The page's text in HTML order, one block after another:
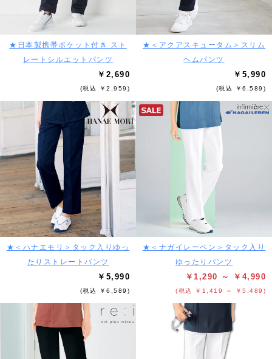
★日本製携帯ポケット付き スト
レートシルエットパンツ
￥2,690
(税込 ￥2,959)
★＜アクアスキュータム＞スリム
ヘムパンツ
￥5,990
(税込 ￥6,589)
★＜ハナエモリ＞タック入りゆっ
たりストレートパンツ
￥5,990
(税込 ￥6,589)
★＜ナガイレーベン＞タック入り
ゆったりパンツ
￥1,290 ～ ￥4,990
(税込 ￥1,419 ～ ￥5,489)